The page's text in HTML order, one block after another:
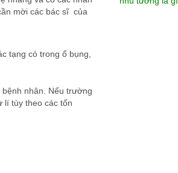
mời các bác sĩ của
tạng có trong ổ bụng,
nhân. Nếu trường
lí tùy theo các tổn